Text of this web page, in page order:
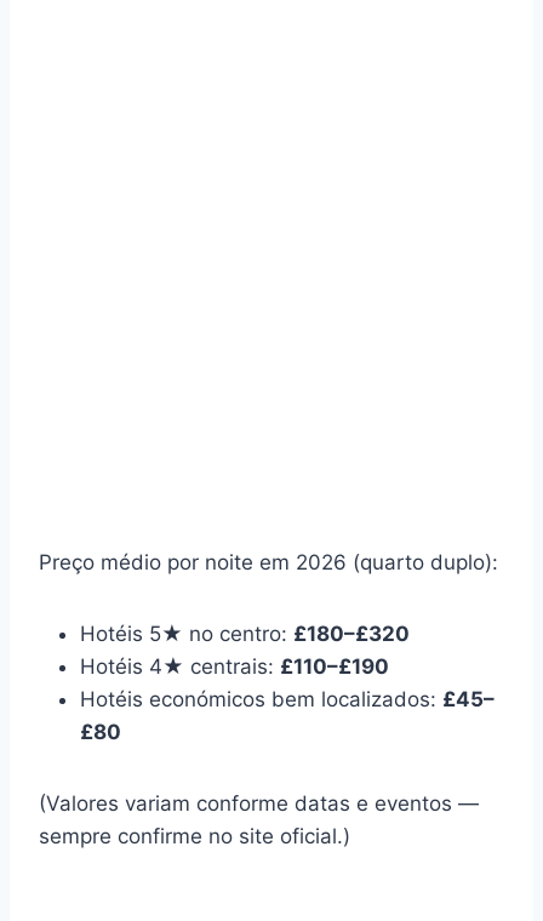
Preço médio por noite em 2026 (quarto duplo):
Hotéis 5★ no centro: £180–£320
Hotéis 4★ centrais: £110–£190
Hotéis económicos bem localizados: £45–
£80
(Valores variam conforme datas e eventos —
sempre confirme no site oficial.)